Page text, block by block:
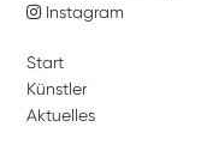
Instagram
Start
Künstler
Aktuelles